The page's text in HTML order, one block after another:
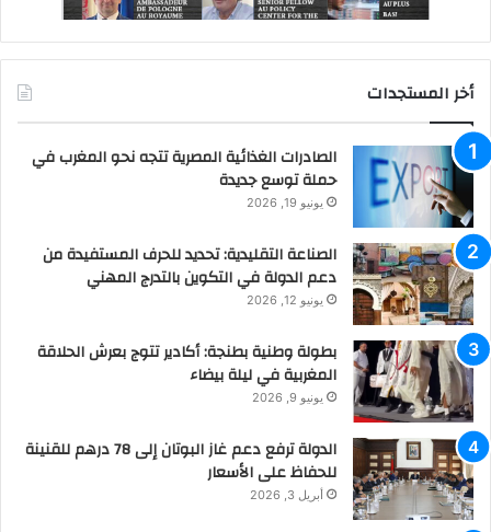
أخر المستجدات
الصادرات الغذائية المصرية تتجه نحو المغرب في
حملة توسع جديدة
يونيو 19, 2026
الصناعة التقليدية: تحديد للحرف المستفيدة من
دعم الدولة في التكوين بالتدرج المهني
يونيو 12, 2026
بطولة وطنية بطنجة: أكادير تتوج بعرش الحلاقة
المغربية في ليلة بيضاء
يونيو 9, 2026
الدولة ترفع دعم غاز البوتان إلى 78 درهم للقنينة
للحفاظ على الأسعار
أبريل 3, 2026